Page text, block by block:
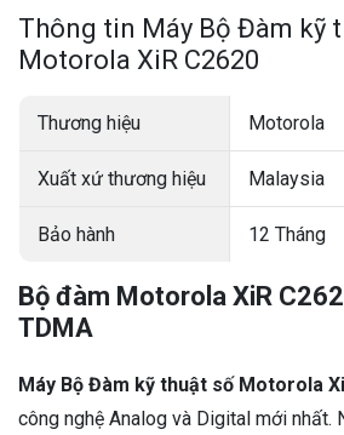
Thông tin Máy Bộ Đàm kỹ
Motorola XiR C2620
Thương hiệu Motorola
Xuất xứ thương hiệu Malaysia
Bảo hành 12 Tháng
Bộ đàm Motorola XiR
TDMA
Máy Bộ Đàm kỹ thuật số Motorola
công nghệ Analog và Digital mới nhất.